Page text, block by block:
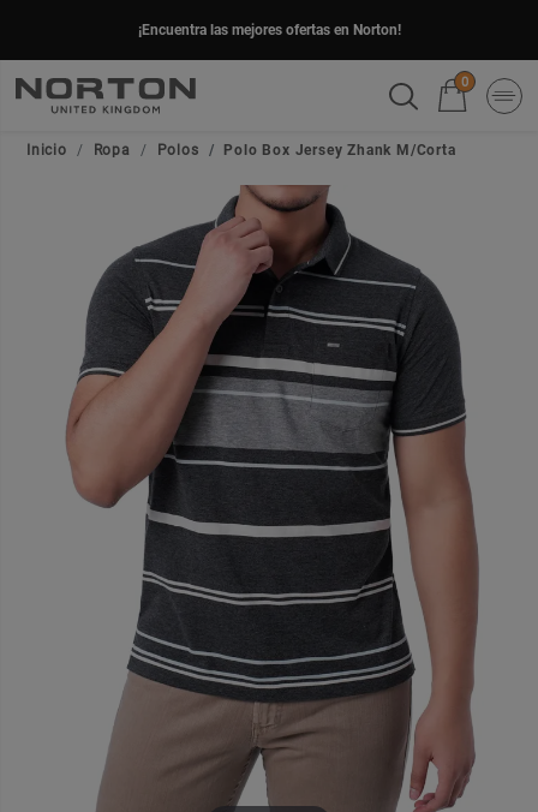
¡Encuentra las mejores ofertas en Norton!
0
Inicio Ropa Polos Polo Box Jersey Zhank M/Corta